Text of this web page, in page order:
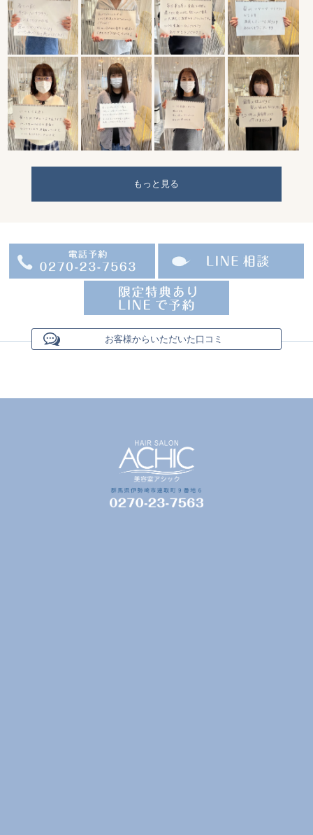
もっと見る
お客様からいただいた口コミ